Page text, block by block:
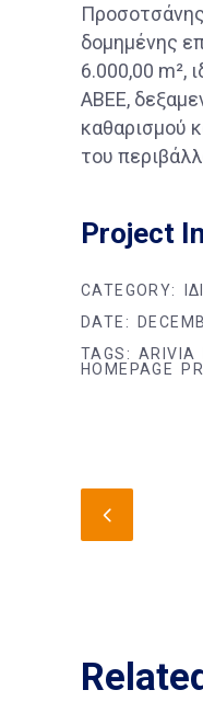
δομημένης
6.000,00 m²,
ABEE,
καθαρισμού
του
Project
CATEGORY:
DATE:
TAGS: ARIVIA
HOMEPAGE